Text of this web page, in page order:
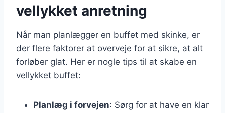
vellykket anretning
Når man planlægger en buffet med skinke, er
der flere faktorer at overveje for at sikre, at alt
forløber glat. Her er nogle tips til at skabe en
vellykket buffet:
Planlæg i forvejen: Sørg for at have en klar